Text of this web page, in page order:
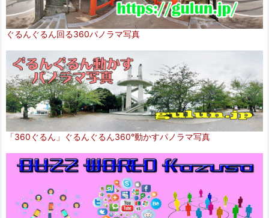
ぐるんぐるん回る360パノラマ写真
「360ぐるん」ぐるんぐるん360°動かすパノラマ写真